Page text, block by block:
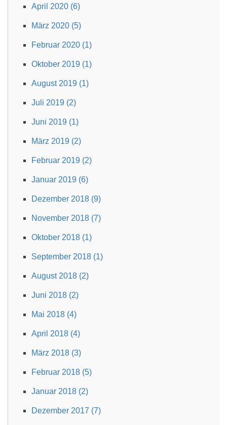
April 2020 (6)
März 2020 (5)
Februar 2020 (1)
Oktober 2019 (1)
August 2019 (1)
Juli 2019 (2)
Juni 2019 (1)
März 2019 (2)
Februar 2019 (2)
Januar 2019 (6)
Dezember 2018 (9)
November 2018 (7)
Oktober 2018 (1)
September 2018 (1)
August 2018 (2)
Juni 2018 (2)
Mai 2018 (4)
April 2018 (4)
März 2018 (3)
Februar 2018 (5)
Januar 2018 (2)
Dezember 2017 (7)